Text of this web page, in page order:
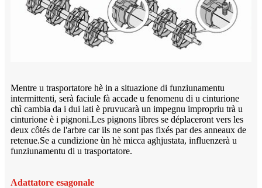
Mentre u trasportatore hè in a situazione di funziunamentu
intermittenti, serà faciule fà accade u fenomenu di u cinturione
chì cambia da i dui lati è pruvucarà un impegnu impropriu trà u
cinturione è i pignoni.Les pignons libres se déplaceront vers les
deux côtés de l'arbre car ils ne sont pas fixés par des anneaux de
retenue.Se a cundizione ùn hè micca aghjustata, influenzerà u
funziunamentu di u trasportatore.
Adattatore esagonale